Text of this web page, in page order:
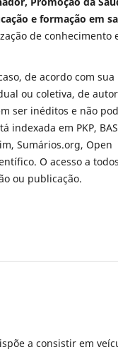
e formação em
de conhecimento
de acordo com sua
ou coletiva, de
ser inéditos e não
indexada em PKP,
Sumários.org, Open
O acesso a
ou publicação.
a consistir em